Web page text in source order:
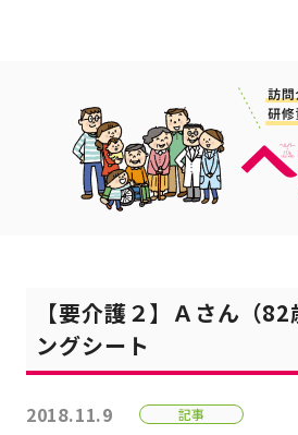
【要介護２】Ａさん（
ングシート
2018.11.9 記事